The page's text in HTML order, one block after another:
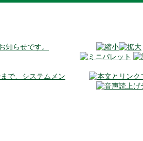
知らせです。
で、システムメン